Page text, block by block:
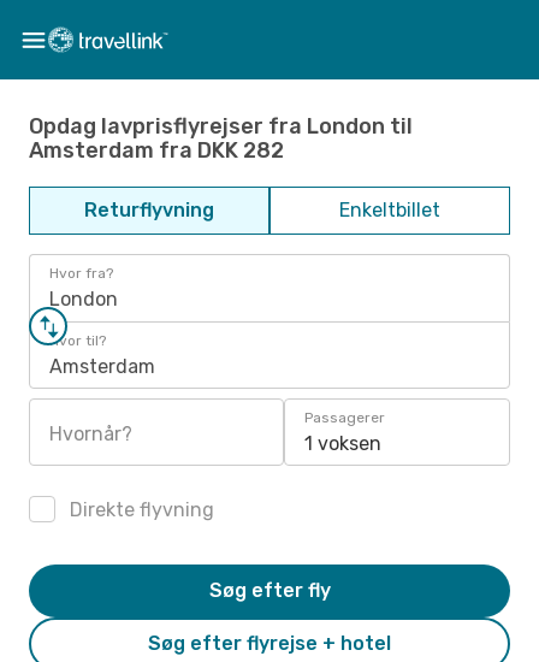
Opdag lavprisflyrejser fra London til
Amsterdam fra DKK 282
Returflyvning Enkeltbillet
Hvor fra?
London
Hvor til?
Amsterdam
Hvornår?
Passagerer
1 voksen
Direkte flyvning
Søg efter flyrejse + hotel
Søg efter fly